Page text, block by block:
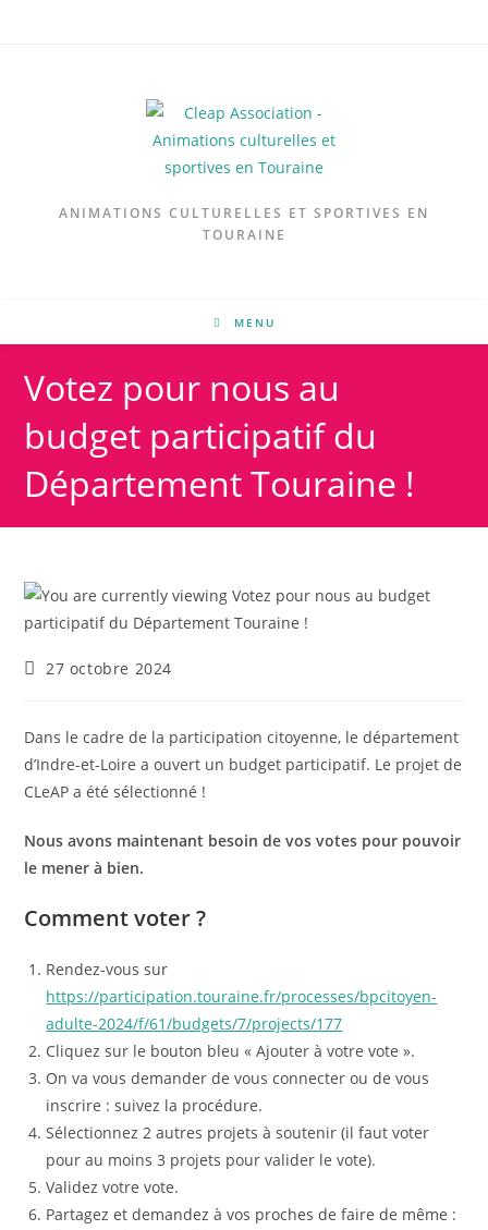
ANIMATIONS CULTURELLES ET SPORTIVES EN
TOURAINE
MENU
Votez pour nous au
budget participatif du
Département Touraine !
27 octobre 2024
Dans le cadre de la participation citoyenne, le département
d’Indre-et-Loire a ouvert un budget participatif. Le projet de
CLeAP a été sélectionné !
Nous avons maintenant besoin de vos votes pour pouvoir
le mener à bien.
Comment voter ?
Rendez-vous sur
https://participation.touraine.fr/processes/bpcitoyen-
adulte-2024/f/61/budgets/7/projects/177
Cliquez sur le bouton bleu « Ajouter à votre vote ».
On va vous demander de vous connecter ou de vous
inscrire : suivez la procédure.
Sélectionnez 2 autres projets à soutenir (il faut voter
pour au moins 3 projets pour valider le vote).
Validez votre vote.
Partagez et demandez à vos proches de faire de même :